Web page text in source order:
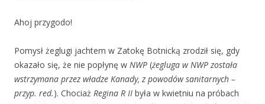
Ahoj przygodo!
Pomysł żeglugi jachtem w Zatokę Botnicką zrodził się, gdy
okazało się, że nie popłynę w NWP (żegluga w NWP została
wstrzymana przez władze Kanady, z powodów sanitarnych –
przyp. red.). Chociaż Regina R II była w kwietniu na próbach